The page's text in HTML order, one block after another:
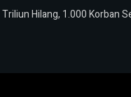
Triliun Hilang, 1.000 Korban